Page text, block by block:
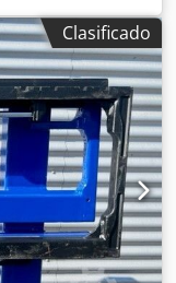
Crjdpfjlapzcjx
Clase ISO: Clase
Descripción:
mediante
FEM2.
carga (Q1) (kg):
(mm): 500.
total del
mínima del
máxima
horizontal
50. Modelo del
Clasificado